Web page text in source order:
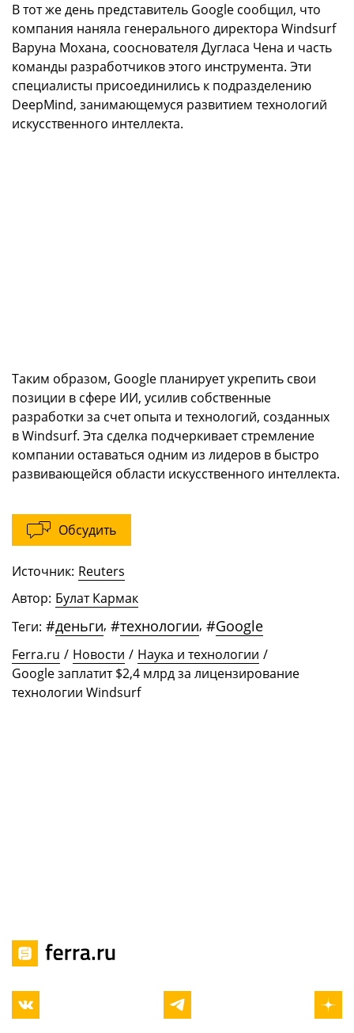
В тот же день представитель Google сообщил, что
компания наняла генерального директора Windsurf
Варуна Мохана, сооснователя Дугласа Чена и часть
команды разработчиков этого инструмента. Эти
специалисты присоединились к подразделению
DeepMind, занимающемуся развитием технологий
искусственного интеллекта.
Таким образом, Google планирует укрепить свои
позиции в сфере ИИ, усилив собственные
разработки за счет опыта и технологий, созданных
в Windsurf. Эта сделка подчеркивает стремление
компании оставаться одним из лидеров в быстро
развивающейся области искусственного интеллекта.
Обсудить
Источник: Reuters
Автор: Булат Кармак
Теги: #деньги, #технологии, #Google
Ferra.ru / Новости / Наука и технологии /
Google заплатит $2,4 млрд за лицензирование
технологии Windsurf